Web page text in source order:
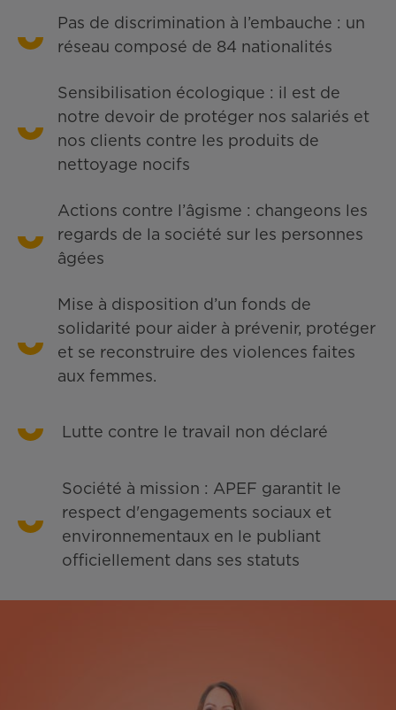
Pas de discrimination à l’embauche : un
réseau composé de 84 nationalités
Sensibilisation écologique : il est de
notre devoir de protéger nos salariés et
nos clients contre les produits de
nettoyage nocifs
Actions contre l’âgisme : changeons les
regards de la société sur les personnes
âgées
Mise à disposition d’un fonds de
solidarité pour aider à prévenir, protéger
et se reconstruire des violences faites
aux femmes.
Lutte contre le travail non déclaré
Société à mission : APEF garantit le
respect d'engagements sociaux et
environnementaux en le publiant
officiellement dans ses statuts